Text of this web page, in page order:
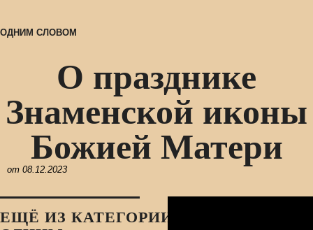
ОДНИМ СЛОВОМ
О празднике
Знаменской иконы
Божией Матери
от 08.12.2023
ЕЩЁ ИЗ КАТЕГОРИИ: